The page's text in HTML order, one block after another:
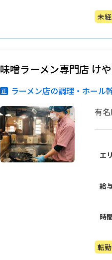
未
味噌ラーメン専門店 け
ラーメン店の調理・ホール
有
エ
給
時
転